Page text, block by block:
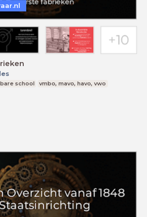
school
vmbo, mavo, havo, vwo